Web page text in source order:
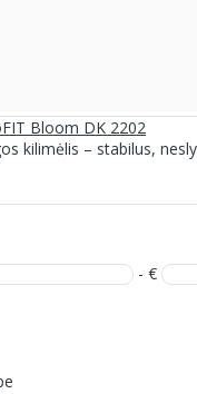
Bloom DK 2202
kilimėlis – stabilus,
- €